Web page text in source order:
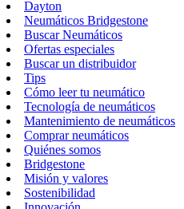
Dayton
Neumáticos Bridgestone
Buscar Neumáticos
Ofertas especiales
Buscar un distribuidor
Tips
Cómo leer tu neumático
Tecnología de neumáticos
Mantenimiento de neumáticos
Comprar neumáticos
Quiénes somos
Bridgestone
Misión y valores
Sostenibilidad